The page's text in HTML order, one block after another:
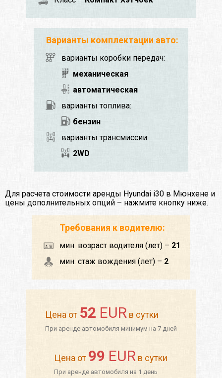
Варианты комплектации авто:
варианты коробки передач:
механическая
автоматическая
варианты топлива:
бензин
варианты трансмиссии:
2WD
Для расчета стоимости аренды Hyundai i30 в Мюнхене и
цены дополнительных опций – нажмите кнопку ниже.
Требования к водителю:
мин. возраст водителя (лет) – 21
мин. стаж вождения (лет) – 2
Цена от 52 EUR в сутки
При аренде автомобиля минимум на 7 дней
Цена от 99 EUR в сутки
При аренде автомобиля на 1 день